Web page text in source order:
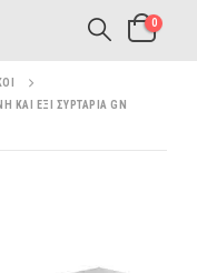
0
ΈΞΙ ΣΥΡΤΆΡΙΑ GN